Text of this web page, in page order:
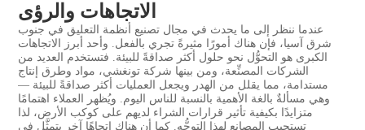
الاتجاهات والرؤى
عندما ننظر إلى ما يحدث في مجال تصنيع أنظمة التعليق في جنوب
شرق آسيا، فإن هناك أمورًا مثيرةً تجري بالفعل. وأحد أبرز الاتجاهات
الكبرى هو التحوُّل نحو حلول أكثر صداقةً للبيئة. فتستخدم العديد من
الشركات المصنِّعة، ومن بينها شركة تونغشي، مواد وطرق إنتاج
مستدامة، مما يقلل من الهدر ويجعل العمليات أكثر صداقةً للبيئة —
وهي مسألةٌ بالغة الأهمية بالنسبة للناس اليوم. ويُظهر العملاء اهتمامًا
متزايدًا بكيفية تأثير قرارات الشراء لديهم على كوكب الأرض، لذا
تستجيب المصانع لهذا التوجُّه. كما أن هناك اتجاهًا آخر يتمثَّل في